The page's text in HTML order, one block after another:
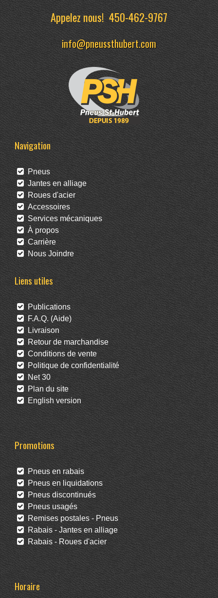
Appelez nous!450-462-9767
info@pneussthubert.com
Navigation
Pneus
Jantes en alliage
Roues d'acier
Accessoires
Services mécaniques
À propos
Carrière
Nous Joindre
Liens utiles
Publications
F.A.Q. (Aide)
Livraison
Retour de marchandise
Conditions de vente
Politique de confidentialité
Net 30
Plan du site
English version
Promotions
Pneus en rabais
Pneus en liquidations
Pneus discontinués
Pneus usagés
Remises postales - Pneus
Rabais - Jantes en alliage
Rabais - Roues d'acier
Horaire